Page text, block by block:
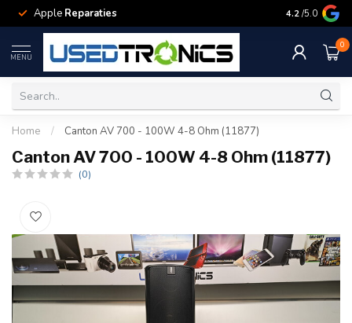
Apple Reparaties Samsung
4.2 /5.0
MENU
0
Home / Canton AV 700 - 100W 4-8 Ohm (11877)
Canton AV 700 - 100W 4-8 Ohm (11877)
(0)